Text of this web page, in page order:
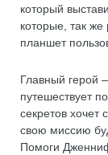
который
которые, так
планшет
Главный герой
путешествует
секретов хочет
свою миссию
Помоги